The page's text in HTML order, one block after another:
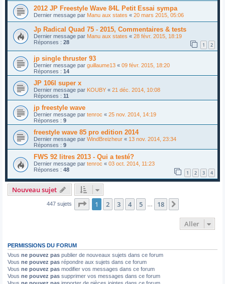
2012 JP Freestyle Wave 84L Petit Essai sympa
Dernier message par Manu aux states « 20 mars 2015, 05:06
Jp Radical Quad 75 - 2015, Commentaires & tests
Dernier message par Manu aux states « 28 févr. 2015, 18:19
Réponses : 28 1 2
jp single thruster 93
Dernier message par guillaume13 « 09 févr. 2015, 18:20
Réponses : 14
JP 106l super x
Dernier message par KOUBY « 21 déc. 2014, 10:08
Réponses : 11
jp freestyle wave
Dernier message par tenroc « 25 nov. 2014, 14:19
Réponses : 9
freestyle wave 85 pro edition 2014
Dernier message par WindBreizheur « 13 nov. 2014, 23:34
Réponses : 9
FWS 92 litres 2013 - Qui a testé?
Dernier message par tenroc « 03 oct. 2014, 11:23
Réponses : 48 1 2 3 4
Nouveau sujet
447 sujets Page 1sur18
1 2 3 4 5 18
Aller
PERMISSIONS DU FORUM
Vous ne pouvez pas publier de nouveaux sujets dans ce forum
Vous ne pouvez pas répondre aux sujets dans ce forum
Vous ne pouvez pas modifier vos messages dans ce forum
Vous ne pouvez pas supprimer vos messages dans ce forum